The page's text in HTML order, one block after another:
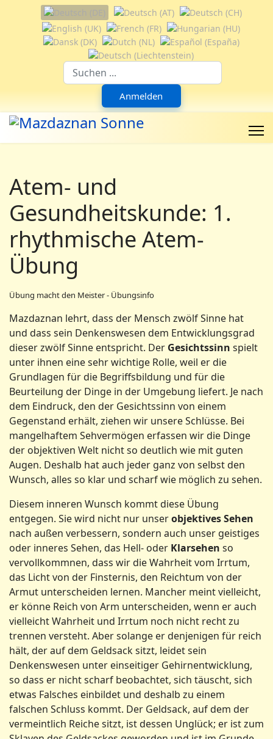
Sprache auswählen
Anmelden
Atem- und
Gesundheitskunde: 1.
rhythmische Atem-
Übung
Übung macht den Meister - Übungsinfo
Mazdaznan lehrt, dass der Mensch zwölf Sinne hat
und dass sein Denkenswesen dem Entwicklungsgrad
dieser zwölf Sinne entspricht. Der Gesichtssinn spielt
unter ihnen eine sehr wichtige Rolle, weil er die
Grundlagen für die Begriffsbildung und für die
Beurteilung der Dinge in der Umgebung liefert. Je nach
dem Eindruck, den der Gesichtssinn von einem
Gegenstand erhält, ziehen wir unsere Schlüsse. Bei
mangelhaftem Sehvermögen erfassen wir die Dinge
der objektiven Welt nicht so deutlich wie mit guten
Augen. Deshalb hat auch jeder ganz von selbst den
Wunsch, alles so klar und scharf wie möglich zu sehen.
Diesem inneren Wunsch kommt diese Übung
entgegen. Sie wird nicht nur unserobjektives Sehen
nach außen verbessern, sondern auch unser geistiges
oder inneres Sehen, das Hell- oder Klarsehen so
vervollkommnen, dass wir die Wahrheit vom Irrtum,
das Licht von der Finsternis, den Reichtum von der
Armut unterscheiden lernen. Mancher meint vielleicht,
er könne Reich von Arm unterscheiden, wenn er auch
vielleicht Wahrheit und Irrtum noch nicht recht zu
trennen versteht. Aber solange er denjenigen für reich
hält, der auf dem Geldsack sitzt, leidet sein
Denkenswesen unter einseitiger Gehirnentwicklung,
so dass er nicht scharf beobachtet, sich täuscht, sich
etwas Falsches einbildet und deshalb zu einem
falschen Schluss kommt. Der Geldsack, auf dem der
vermeintlich Reiche sitzt, ist dessen Unglück; er ist zum